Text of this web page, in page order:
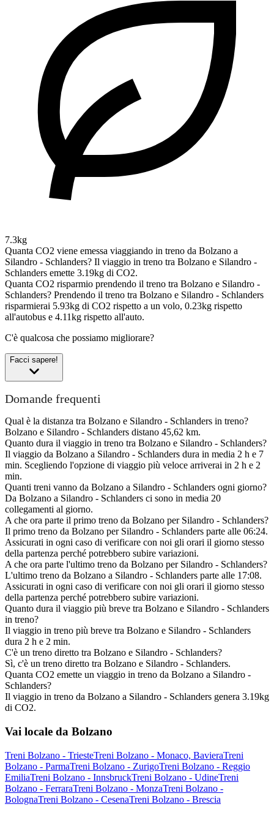
7.3kg
Quanta CO2 viene emessa viaggiando in treno da Bolzano a
Silandro - Schlanders? Il viaggio in treno tra Bolzano e Silandro -
Schlanders emette 3.19kg di CO2.
Quanta CO2 risparmio prendendo il treno tra Bolzano e Silandro -
Schlanders? Prendendo il treno tra Bolzano e Silandro - Schlanders
risparmierai 5.93kg di CO2 rispetto a un volo, 0.23kg rispetto
all'autobus e 4.11kg rispetto all'auto.
C'è qualcosa che possiamo migliorare?
Facci sapere!
Domande frequenti
Qual è la distanza tra Bolzano e Silandro - Schlanders in treno?
Bolzano e Silandro - Schlanders distano 45,62 km.
Quanto dura il viaggio in treno tra Bolzano e Silandro - Schlanders?
Il viaggio da Bolzano a Silandro - Schlanders dura in media 2 h e 7
min. Scegliendo l'opzione di viaggio più veloce arriverai in 2 h e 2
min.
Quanti treni vanno da Bolzano a Silandro - Schlanders ogni giorno?
Da Bolzano a Silandro - Schlanders ci sono in media 20
collegamenti al giorno.
A che ora parte il primo treno da Bolzano per Silandro - Schlanders?
Il primo treno da Bolzano per Silandro - Schlanders parte alle 06:24.
Assicurati in ogni caso di verificare con noi gli orari il giorno stesso
della partenza perché potrebbero subire variazioni.
A che ora parte l'ultimo treno da Bolzano per Silandro - Schlanders?
L'ultimo treno da Bolzano a Silandro - Schlanders parte alle 17:08.
Assicurati in ogni caso di verificare con noi gli orari il giorno stesso
della partenza perché potrebbero subire variazioni.
Quanto dura il viaggio più breve tra Bolzano e Silandro - Schlanders
in treno?
Il viaggio in treno più breve tra Bolzano e Silandro - Schlanders
dura 2 h e 2 min.
C'è un treno diretto tra Bolzano e Silandro - Schlanders?
Sì, c'è un treno diretto tra Bolzano e Silandro - Schlanders.
Quanta CO2 emette un viaggio in treno da Bolzano a Silandro -
Schlanders?
Il viaggio in treno da Bolzano a Silandro - Schlanders genera 3.19kg
di CO2.
Vai locale da Bolzano
Treni Bolzano - TriesteTreni Bolzano - Monaco, BavieraTreni
Bolzano - ParmaTreni Bolzano - ZurigoTreni Bolzano - Reggio
EmiliaTreni Bolzano - InnsbruckTreni Bolzano - UdineTreni
Bolzano - FerraraTreni Bolzano - MonzaTreni Bolzano -
BolognaTreni Bolzano - CesenaTreni Bolzano - Brescia